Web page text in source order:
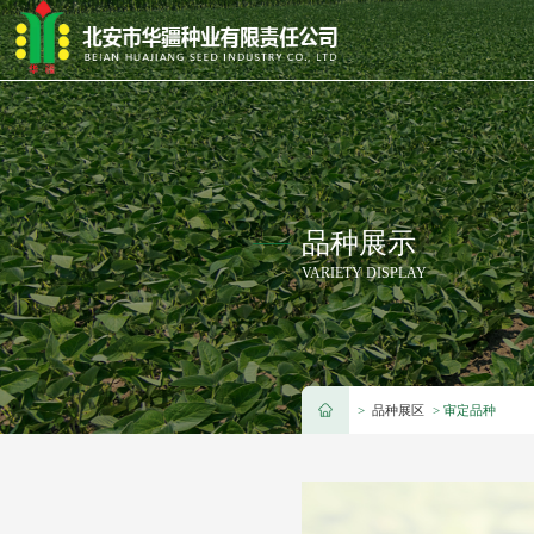
品种展示
VARIETY DISPLAY
> 品种展区 > 审定品种